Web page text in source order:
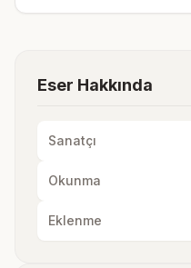
Eser Hakkında
Sanatçı
Okunma
Eklenme